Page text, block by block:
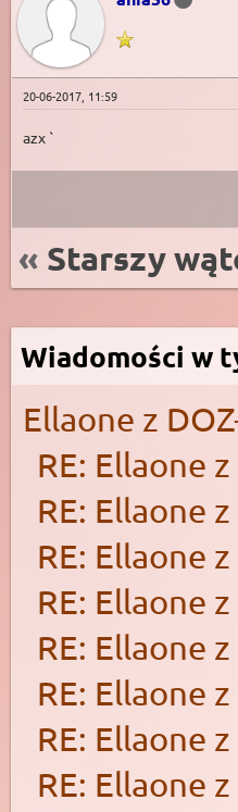
20-06-2017, 11:59
azx `
« Starszy
Wiadomości w
Ellaone z
RE: Ellaone
RE: Ellaone
RE: Ellaone
RE: Ellaone
RE: Ellaone
RE: Ellaone
RE: Ellaone
RE: Ellaone